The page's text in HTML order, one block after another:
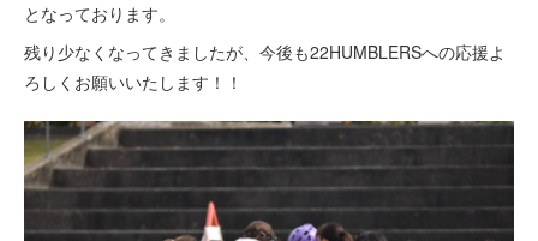
となっております。
残り少なくなってきましたが、今後も22HUMBLERSへの応援よ
ろしくお願いいたします！！